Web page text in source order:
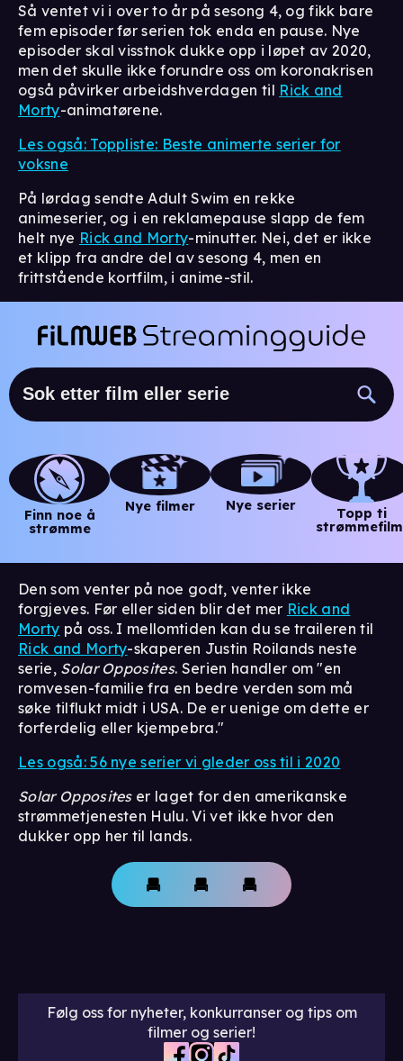
Så ventet vi i over to år på sesong 4, og fikk bare
fem episoder før serien tok enda en pause. Nye
episoder skal visstnok dukke opp i løpet av 2020,
men det skulle ikke forundre oss om koronakrisen
også påvirker arbeidshverdagen til Rick and
Morty-animatørene.
Les også: Toppliste: Beste animerte serier for
voksne
På lørdag sendte Adult Swim en rekke
animeserier, og i en reklamepause slapp de fem
helt nye Rick and Morty-minutter. Nei, det er ikke
et klipp fra andre del av sesong 4, men en
frittstående kortfilm, i anime-stil.
Finn noe å
strømme
Nye filmer Nye serier
Topp ti
Den som venter på noe godt, venter ikke
forgjeves. Før eller siden blir det mer Rick and
Morty på oss. I mellomtiden kan du se traileren til
Rick and Morty-skaperen Justin Roilands neste
serie, Solar Opposites. Serien handler om "en
romvesen-familie fra en bedre verden som må
søke tilflukt midt i USA. De er uenige om dette er
forferdelig eller kjempebra."
Les også: 56 nye serier vi gleder oss til i 2020
Solar Oppositeser laget for den amerikanske
strømmetjenesten Hulu. Vi vet ikke hvor den
dukker opp her til lands.
Følg oss for nyheter, konkurranser og tips om
filmer og serier!